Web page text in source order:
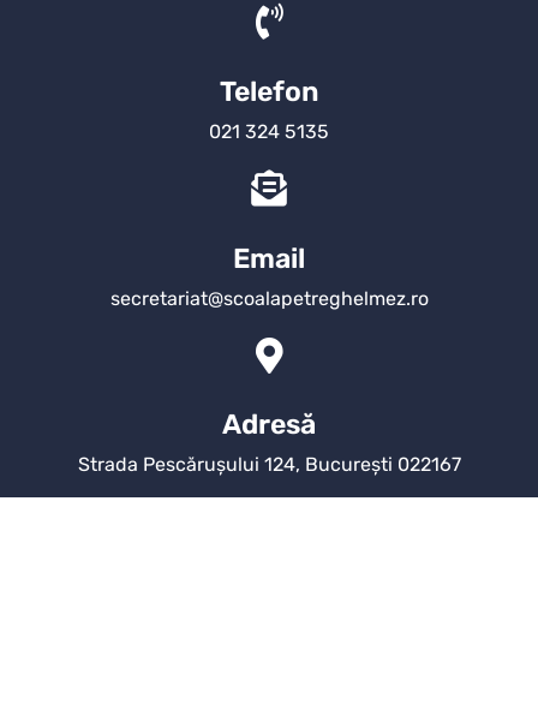
Telefon
021 324 5135
Email
secretariat@scoalapetreghelmez.ro
Adresă
Strada Pescărușului 124, București 022167